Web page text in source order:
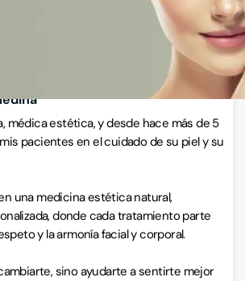
médica estética, y desde hace más de 5
pacientes en el cuidado de su piel y su
una medicina estética natural,
donde cada tratamiento parte
y la armonía facial y corporal.
sino ayudarte a sentirte mejor